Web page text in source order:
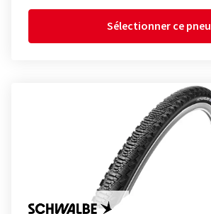
Sélectionner ce pneu